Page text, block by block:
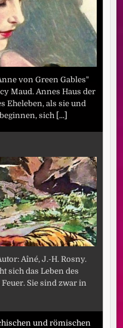
von Green Gables"
Maud. Annes Haus der
Eheleben, als sie und
sich [...]
Aîné, J.-H. Rosny.
sich das Leben des
Sie sind zwar in
und römischen